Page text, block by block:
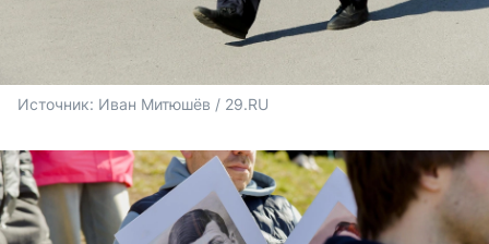
Источник: Иван Митюшёв / 29.RU